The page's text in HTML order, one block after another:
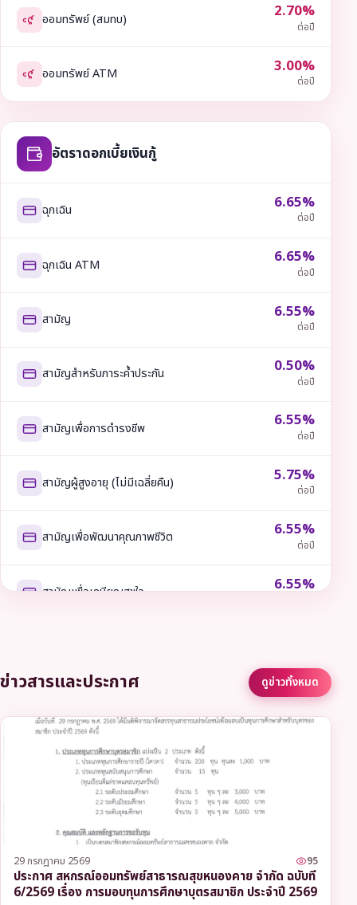
ออมทรัพย์ (สมทบ) 2.70%
ต่อปี
ออมทรัพย์ ATM 3.00%
ต่อปี
อัตราดอกเบี้ยเงินกู้
ฉุกเฉิน 6.65%
ต่อปี
ฉุกเฉิน ATM 6.65%
ต่อปี
สามัญ 6.55%
ต่อปี
สามัญสำหรับภาระค้ำประกัน 0.50%
ต่อปี
สามัญเพื่อการดำรงชีพ 6.55%
ต่อปี
สามัญผู้สูงอายุ (ไม่มีเฉลี่ยคืน) 5.75%
ต่อปี
สามัญเพื่อพัฒนาคุณภาพชีวิต 6.55%
ต่อปี
สามัญเพื่อเกษียณสุขใจ 6.55%
6.00%
พิเศษเพื่อการศึกษา
พิเศษเพื่อการลงทุนประกอบอาชีพ
พิเศษเพื่อการเคหะสงเคราะห์ 6.35%
ต่อปี
ข่าวสารและประกาศ ดูข่าวทั้งหมด
29 กรกฎาคม 2569 95
ประกาศ สหกรณ์ออมทรัพย์สาธารณสุขหนองคาย จำกัด ฉบับที่
6/2569 เรื่อง การมอบทุนการศึกษาบุตรสมาชิก ประจำปี 2569